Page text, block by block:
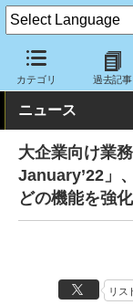
カテゴリ 過去記事
クラウド Watch サ
ニュース
大企業向け業
January’22」
どの機能を強化
リス